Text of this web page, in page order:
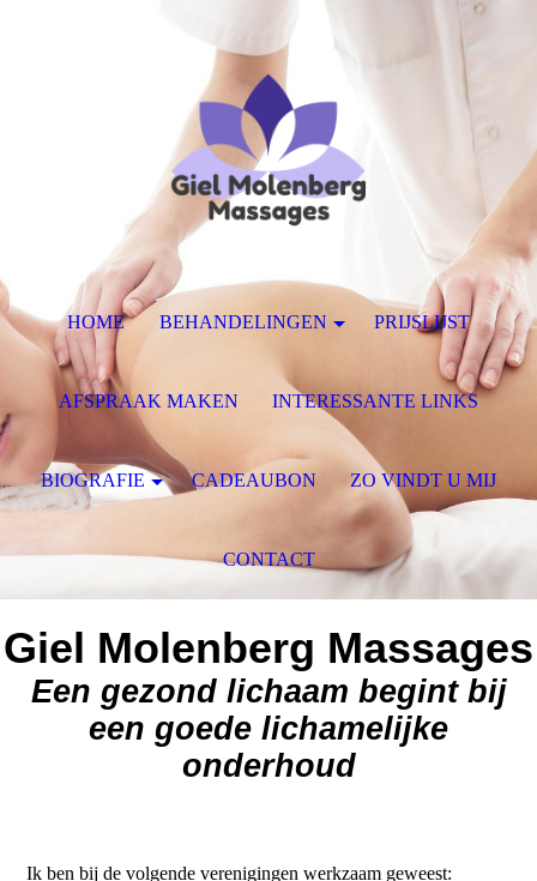
Giel Molenberg Massages
Een gezond lichaam begint bij
een goede lichamelijke
onderhoud
Ik ben bij de volgende verenigingen werkzaam geweest:
HOME BEHANDELINGEN PRIJSLIJST
AFSPRAAK MAKEN INTERESSANTE LINKS
BIOGRAFIE CADEAUBON ZO VINDT U MIJ
CONTACT